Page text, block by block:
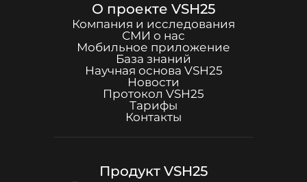
О проекте VSH25
Компания и исследования
СМИ о нас
Мобильное приложение
База знаний
Научная основа VSH25
Новости
Протокол VSH25
Тарифы
Контакты
Продукт VSH25